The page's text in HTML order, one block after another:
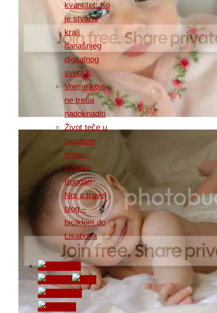
kvantitet: Ko
je stvarni
kralj
današnjeg
digitalnog
sveta?
Vreme koje
ne treba
nadoknaditi
Život teče u
laganom
ritmu –
Zvonko
Bogdan
Not a travel
blog –
biciklom do
Lisabona